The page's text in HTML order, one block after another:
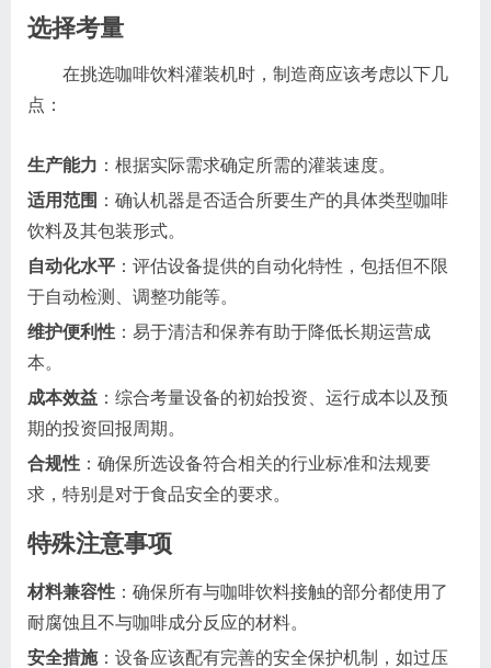
选择考量
在挑选咖啡饮料灌装机时，制造商应该考虑以下几
点：
生产能力 ：根据实际需求确定所需的灌装速度。
适用范围 ：确认机器是否适合所要生产的具体类型咖啡
饮料及其包装形式。
自动化水平 ：评估设备提供的自动化特性，包括但不限
于自动检测、调整功能等。
维护便利性 ：易于清洁和保养有助于降低长期运营成
本。
成本效益 ：综合考量设备的初始投资、运行成本以及预
期的投资回报周期。
合规性 ：确保所选设备符合相关的行业标准和法规要
求，特别是对于食品安全的要求。
特殊注意事项
材料兼容性 ：确保所有与咖啡饮料接触的部分都使用了
耐腐蚀且不与咖啡成分反应的材料。
安全措施：设备应该配有完善的安全保护机制，如过压